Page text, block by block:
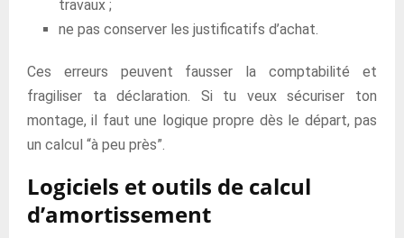
travaux ;
ne pas conserver les justificatifs d’achat.
Ces erreurs peuvent fausser la comptabilité et
fragiliser ta déclaration. Si tu veux sécuriser ton
montage, il faut une logique propre dès le départ, pas
un calcul “à peu près”.
Logiciels et outils de calcul
d’amortissement